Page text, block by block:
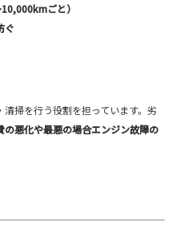
ごと）
ぐ
掃を行う役割を担っています。劣
悪化や最悪の場合エンジン故障の